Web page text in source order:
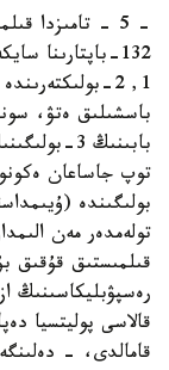
1, 2-
بولىگىندە
تولەمدەر مەن
قىلمىستىق قۇقىق
رەسپۋبليكاسىنىڭ
قالاسى پوليتسيا
قامالدى، -